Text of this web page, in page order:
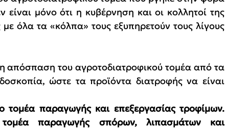
μόνο ότι η κυβέρνηση και οι κολλητοί της
με όλα τα «κόλπα» τους εξυπηρετούν τους λίγους
απόσπαση του αγροτοδιατροφικού τομέα από τα
ώστε τα προϊόντα διατροφής να είναι
τομέα παραγωγής και επεξεργασίας τροφίμων.
παραγωγής σπόρων, λιπασμάτων και